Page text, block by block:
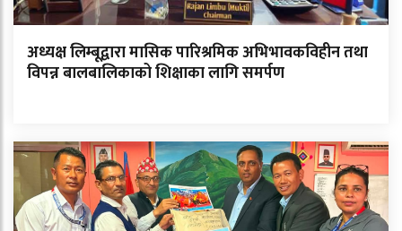
अध्यक्ष लिम्बूद्वारा मासिक पारिश्रमिक अभिभावकविहीन तथा
विपन्न बालबालिकाको शिक्षाका लागि समर्पण